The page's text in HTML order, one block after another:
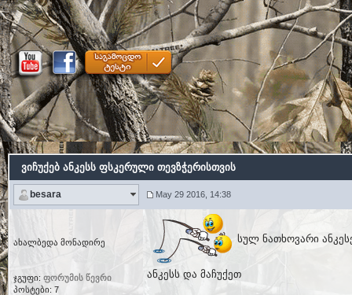
ვიჩუქებ ანკესს ფსკერული თევზჭერისთვის
besara May 29 2016, 14:38
ახალბედა მონადირე
ჯგუფი: ფორუმის წევრი
პოსტები: 7
სულ ნათხოვარი
ანკესს და მაჩუქეთ